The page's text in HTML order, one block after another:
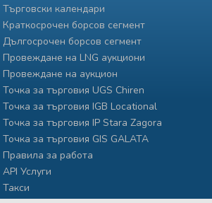
Търговски календари
Краткосрочен борсов сегмент
Дългосрочен борсов сегмент
Провеждане на LNG аукциони
Провеждане на аукцион
Точка за търговия UGS Chiren
Точка за търговия IGB Locational
Точка за търговия IP Stara Zagora
Точка за търговия GIS GALATA
Правила за работа
API Услуги
Такси